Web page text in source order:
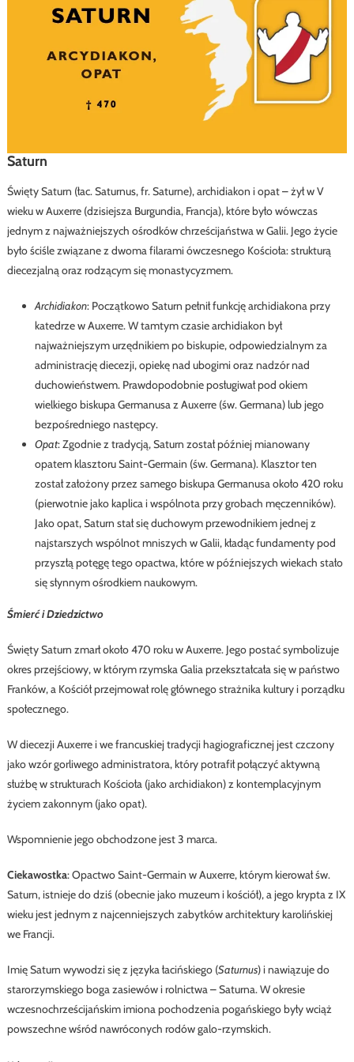
Saturn
Święty Saturn (łac. Saturnus, fr. Saturne), archidiakon i opat – żył w V
wieku w Auxerre (dzisiejsza Burgundia, Francja), które było wówczas
jednym z najważniejszych ośrodków chrześcijaństwa w Galii. Jego życie
było ściśle związane z dwoma filarami ówczesnego Kościoła: strukturą
diecezjalną oraz rodzącym się monastycyzmem.
Archidiakon: Początkowo Saturn pełnił funkcję archidiakona przy
katedrze w Auxerre. W tamtym czasie archidiakon był
najważniejszym urzędnikiem po biskupie, odpowiedzialnym za
administrację diecezji, opiekę nad ubogimi oraz nadzór nad
duchowieństwem. Prawdopodobnie posługiwał pod okiem
wielkiego biskupa Germanusa z Auxerre (św. Germana) lub jego
bezpośredniego następcy.
Opat: Zgodnie z tradycją, Saturn został później mianowany
opatem klasztoru Saint-Germain (św. Germana). Klasztor ten
został założony przez samego biskupa Germanusa około 420 roku
(pierwotnie jako kaplica i wspólnota przy grobach męczenników).
Jako opat, Saturn stał się duchowym przewodnikiem jednej z
najstarszych wspólnot mniszych w Galii, kładąc fundamenty pod
przyszłą potęgę tego opactwa, które w późniejszych wiekach stało
się słynnym ośrodkiem naukowym.
Śmierć i Dziedzictwo
Święty Saturn zmarł około 470 roku w Auxerre. Jego postać symbolizuje
okres przejściowy, w którym rzymska Galia przekształcała się w państwo
Franków, a Kościół przejmował rolę głównego strażnika kultury i porządku
społecznego.
W diecezji Auxerre i we francuskiej tradycji hagiograficznej jest czczony
jako wzór gorliwego administratora, który potrafił połączyć aktywną
służbę w strukturach Kościoła (jako archidiakon) z kontemplacyjnym
życiem zakonnym (jako opat).
Wspomnienie jego obchodzone jest 3 marca.
Ciekawostka: Opactwo Saint-Germain w Auxerre, którym kierował św.
Saturn, istnieje do dziś (obecnie jako muzeum i kościół), a jego krypta z IX
wieku jest jednym z najcenniejszych zabytków architektury karolińskiej
we Francji.
Imię Saturn wywodzi się z języka łacińskiego (Saturnus) i nawiązuje do
starorzymskiego boga zasiewów i rolnictwa – Saturna. W okresie
wczesnochrześcijańskim imiona pochodzenia pogańskiego były wciąż
powszechne wśród nawróconych rodów galo-rzymskich.